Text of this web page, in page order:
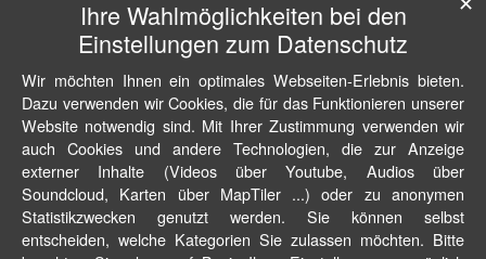
Ihre Wahlmöglichkeiten bei den
Einstellungen zum Datenschutz
Wir möchten Ihnen ein optimales Webseiten-Erlebnis bieten.
Dazu verwenden wir Cookies, die für das Funktionieren unserer
Website notwendig sind. Mit Ihrer Zustimmung verwenden wir
auch Cookies und andere Technologien, die zur Anzeige
externer Inhalte (Videos über Youtube, Audios über
Soundcloud, Karten über MapTiler ...) oder zu anonymen
Statistikzwecken genutzt werden. Sie können selbst
entscheiden, welche Kategorien Sie zulassen möchten. Bitte